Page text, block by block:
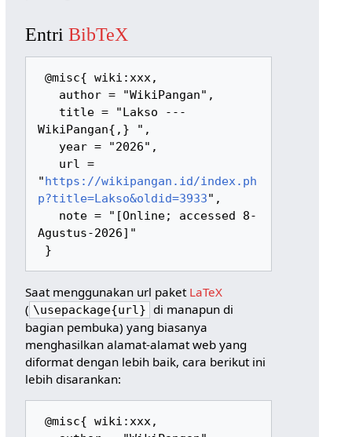
Entri BibTeX
@misc{ wiki:xxx,
WikiPangan{,} ",
"https://wikipangan.id/index.ph
p?title=Lakso&oldid=3933",
Agustus-2026]"
Saat menggunakan url paket LaTeX
( \usepackage{url} di manapun di
bagian pembuka) yang biasanya
menghasilkan alamat-alamat web yang
diformat dengan lebih baik, cara berikut ini
lebih disarankan:
@misc{ wiki:xxx,